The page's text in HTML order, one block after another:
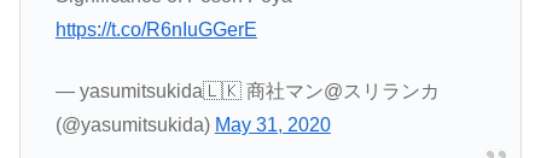
https://t.co/R6nIuGGerE
— yasumitsukida🇱🇰 商社マン@スリランカ
(@yasumitsukida) May 31, 2020